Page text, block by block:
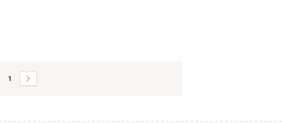
1
suivante